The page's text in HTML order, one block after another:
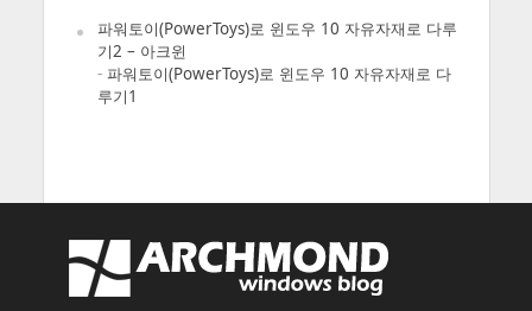
파워토이(PowerToys)로 윈도우 10 자유자재로 다루
기2 – 아크윈
- 파워토이(PowerToys)로 윈도우 10 자유자재로 다
루기1